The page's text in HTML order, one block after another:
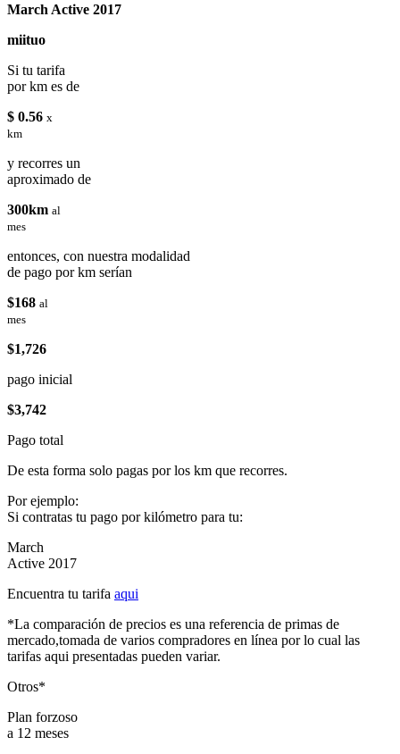
March Active 2017
miituo
Si tu tarifa
por km es de
$ 0.56 x
km
y recorres un
aproximado de
300km al
mes
entonces, con nuestra modalidad
de pago por km serían
$168 al
mes
$1,726
pago inicial
$3,742
Pago total
De esta forma solo pagas por los km que recorres.
Por ejemplo:
Si contratas tu pago por kilómetro para tu:
March
Active 2017
Encuentra tu tarifa aqui
*La comparación de precios es una referencia de primas de
mercado,tomada de varios compradores en línea por lo cual las
tarifas aqui presentadas pueden variar.
Otros*
Plan forzoso
a 12 meses